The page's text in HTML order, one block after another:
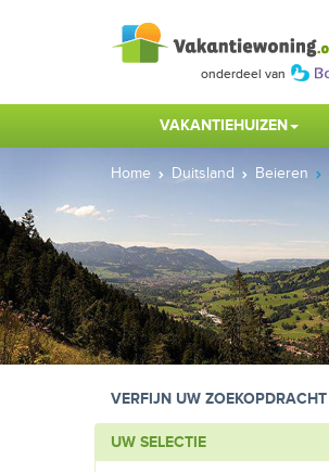
VAKANTIEHUIZEN
Home Duitsland Beieren
VERFIJN UW ZOEKOPDRACHT
UW SELECTIE